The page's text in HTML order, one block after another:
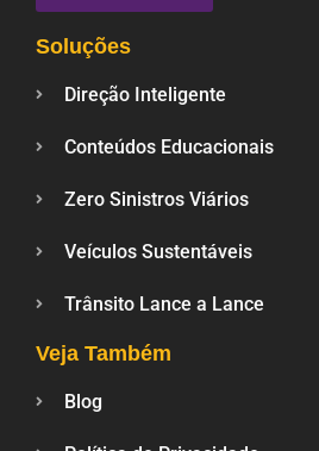
Soluções
Direção Inteligente
Conteúdos Educacionais
Zero Sinistros Viários
Veículos Sustentáveis
Trânsito Lance a Lance
Veja Também
Blog